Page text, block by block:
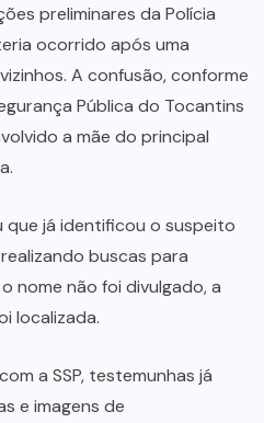
preliminares da Polícia
ocorrido após uma
A confusão, conforme
Pública do Tocantins
a mãe do principal
que já identificou o suspeito
buscas para
nome não foi divulgado, a
localizada.
a SSP, testemunhas já
e imagens de